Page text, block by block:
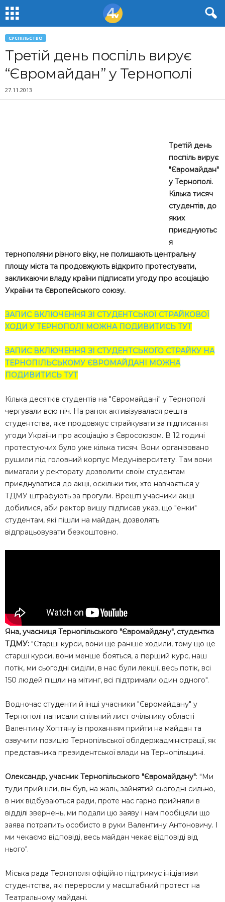
СУСПІЛЬСТВО
Третій день поспіль вирує
“Євромайдан” у Тернополі
27.11.2013
Третій день
поспіль вирує
"Євромайдан"
у Тернополі.
Кілька тисяч
студентів, до
яких
приєднуютьс
я
тернополяни різного віку, не полишають центральну
площу міста та продовжують відкрито протестувати,
закликаючи владу країни підписати угоду про асоціацію
України та Європейського союзу.
ЗАПИС ВКЛЮЧЕННЯ ЗІ СТУДЕНТСЬКОЇ СТРАЙКОВОЇ
ХОДИ У ТЕРНОПОЛІ МОЖНА ПОДИВИТИСЬ ТУТ
ЗАПИС ВКЛЮЧЕННЯ ЗІ СТУДЕНТСЬКОГО СТРАЙКУ НА
ТЕРНОПІЛЬСЬКОМУ ЄВРОМАЙДАНІ МОЖНА
ПОДИВИТИСЬ ТУТ
Кілька десятків студентів на "Євромайдані" у Тернополі
чергували всю ніч. На ранок активізувалася решта
студентства, яке продовжує страйкувати за підписання
угоди України про асоціацію з Євросоюзом. В 12 годині
протестуючих було уже кілька тисяч. Вони організовано
рушили під головний корпус Медуніверситету. Там вони
вимагали у ректорату дозволити своїм студентам
приєднуватися до акції, оскільки тих, хто навчається у
ТДМУ штрафують за прогули. Врешті учасники акції
добилися, аби ректор вишу підписав указ, що "енки"
студентам, які пішли на майдан, дозволять
відпрацьовувати безкоштовно.
Яна, учасниця Тернопільського "Євромайдану", студентка
ТДМУ: "Старші курси, вони ще раніше ходили, тому що це
старші курси, вони менше бояться, а перший курс, наш
потік, ми сьогодні сиділи, в нас були лекції, весь потік, всі
150 людей пішли на мітинг, всі підтримали один одного".
Водночас студенти й інші учасники "Євромайдану" у
Тернополі написали спільний лист очільнику області
Валентину Хоптяну із проханням прийти на майдан та
озвучити позицію Тернопільської облдержадміністрації, як
представника президентської влади на Тернопільщині.
Олександр, учасник Тернопільського "Євромайдану": "Ми
туди прийшли, він був, на жаль, зайнятий сьогодні сильно,
в них відбуваються ради, проте нас гарно прийняли в
відділі звернень, ми подали цю заяву і нам пообіцяли що
заява потрапить особисто в руки Валентину Антоновичу. І
ми чекаємо відповіді, весь майдан чекає відповіді від
нього".
Міська рада Тернополя офіційно підтримує ініціативи
студентства, які переросли у масштабний протест на
Театральному майдані.